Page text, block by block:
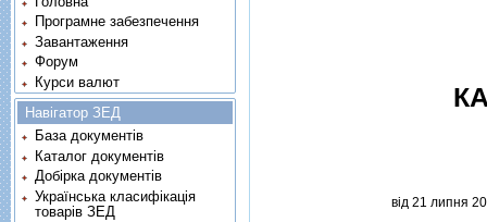
вiд 21 липня
Програмне забезпечення
Завантаження
Форум
Курси валют
Навігатор ЗЕД
База документів
Каталог документів
Добірка документів
Українська класифікація
товарів ЗЕД